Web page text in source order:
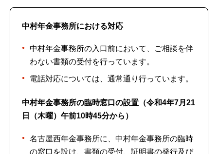
中村年金事務所における対応
中村年金事務所の入口前において、ご相談を伴
わない書類の受付を行っています。
電話対応については、通常通り行っています。
中村年金事務所の臨時窓口の設置（令和4年7月21
日（木曜）午前10時45分から）
名古屋西年金事務所に、中村年金事務所の臨時
の窓口を設け、書類の受付、証明書の発行及び